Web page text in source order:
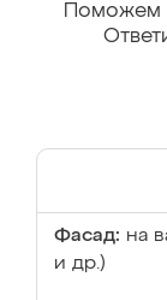
Поможем
Фасад: на
и др.)